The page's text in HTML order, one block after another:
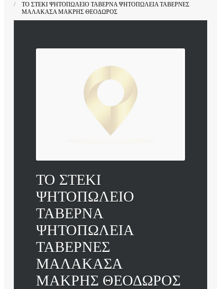
ΤΟ ΣΤΕΚΙ ΨΗΤΟΠΩΛΕΙΟ ΤΑΒΕΡΝΑ ΨΗΤΟΠΩΛΕΙΑ ΤΑΒΕΡΝΕΣ
ΜΑΛΑΚΑΣΑ ΜΑΚΡΗΣ ΘΕΟΔΩΡΟΣ
ΤΟ ΣΤΕΚΙ
ΨΗΤΟΠΩΛΕΙΟ
ΤΑΒΕΡΝΑ
ΨΗΤΟΠΩΛΕΙΑ
ΤΑΒΕΡΝΕΣ
ΜΑΛΑΚΑΣΑ
ΜΑΚΡΗΣ ΘΕΟΔΩΡΟΣ